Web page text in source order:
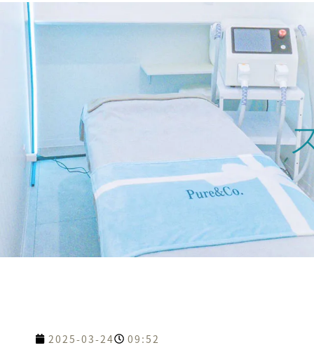
2025-03-24 09:52